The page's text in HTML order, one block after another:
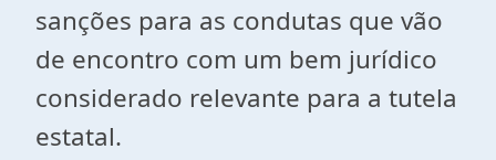
sanções para as condutas que vão
de encontro com um bem jurídico
considerado relevante para a tutela
estatal.